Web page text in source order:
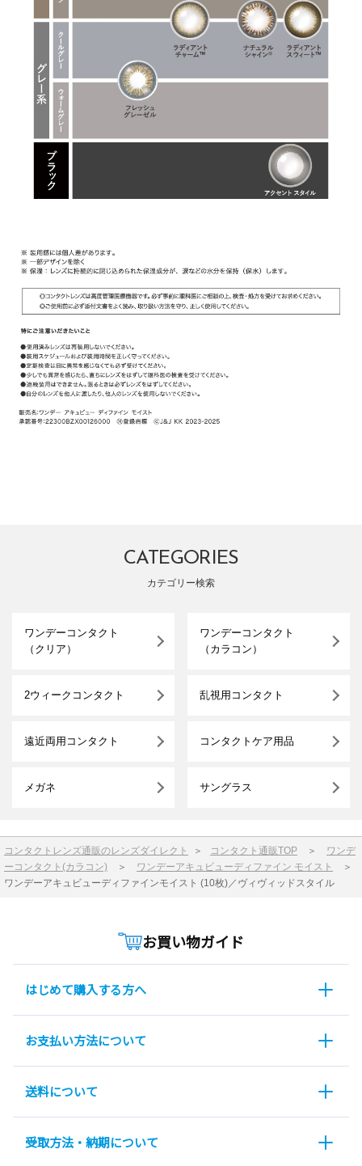
CATEGORIES
カテゴリー検索
ワンデーコンタクト
（クリア）
ワンデーコンタクト
（カラコン）
2ウィークコンタクト 乱視用コンタクト
遠近両用コンタクト コンタクトケア用品
メガネ サングラス
コンタクトレンズ通販のレンズダイレクト ＞ コンタクト通販TOP ＞ ワンデ
ーコンタクト(カラコン) ＞ ワンデーアキュビューディファイン モイスト
＞
ワンデーアキュビューディファインモイスト (10枚)／ヴィヴィッドスタイル
お買い物ガイド
はじめて購入する方へ
お支払い方法について
送料について
受取方法・納期について